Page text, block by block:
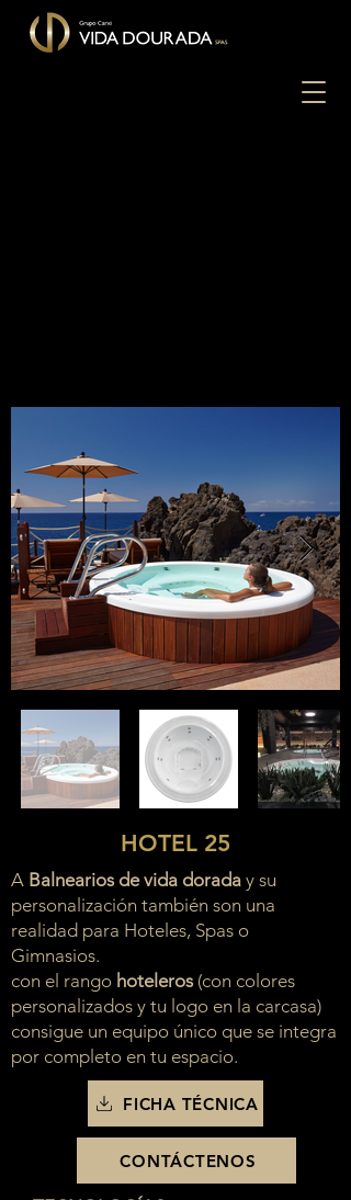
HOTEL 25
A Balnearios de vida dorada y su
personalización también son una
realidad para Hoteles, Spas o
Gimnasios.
con el rango hoteleros (con colores
personalizados y tu logo en la carcasa)
consigue un equipo único que se integra
por completo en tu espacio.
FICHA TÉCNICA
CONTÁCTENOS